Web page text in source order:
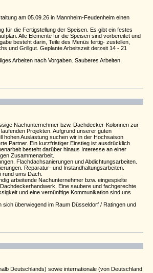
am 05.09.26 in Mannheim-Feudenheim einen
für die Fertigstellung der Speisen. Es gibt ein festes
Alle Elemente für die Speisen sind vorbereitet und
besteht darin, Teile des Menüs fertig- zustellen,
und Grillgut. Geplante Arbeitszeit derzeit 14 - 21
Arbeiten nach Vorgaben. Sauberes Arbeiten.
Nachunternehmer bzw. Dachdecker-Kolonnen zur
Projekten. Aufgrund unserer guten
hohen Auslastung suchen wir in der Hochsaison
Partner. Ein kurzfristiger Einstieg ist ausdrücklich
besteht darüber hinaus Interesse an einer
Zusammenarbeit.
Flachdachsanierungen und Abdichtungsarbeiten.
Reparatur- und Instandhaltungsarbeiten.
rund ums Dach.
arbeitende Nachunternehmer bzw. eingespielte
Eine saubere und fachgerechte
und eine vernünftige Kommunikation sind uns
sich überwiegend im Raum Düsseldorf / Ratingen und
Deutschlands) sowie internationale (von Deutschland